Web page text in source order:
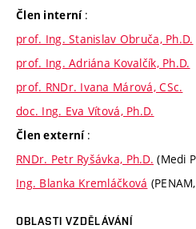
Člen interní :
prof. Ing. Stanislav Obruča, Ph.D.
prof. Ing. Adriána Kovalčík, Ph.D.
prof. RNDr. Ivana Márová, CSc.
doc. Ing. Eva Vítová, Ph.D.
Člen externí :
RNDr. Petr Ryšávka, Ph.D. (Medi
Ing. Blanka Kremláčková
OBLASTI VZDĚLÁVÁNÍ